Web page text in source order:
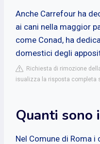
Anche Carrefour ha
ai cani nella maggior
come Conad, ha
domestici degli
Richiesta di rimozione
isualizza la risposta completa
Quanti sono
Nel Comune di Roma